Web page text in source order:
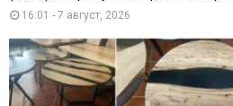
16:01 - 7 август, 2026